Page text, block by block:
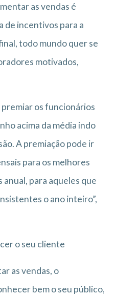
as vendas é
de incentivos para a
todo mundo quer se
motivados,
os funcionários
acima da média indo
A premiação pode ir
para os melhores
para aqueles que
o ano inteiro”,
o seu cliente
as vendas, o
bem o seu público,